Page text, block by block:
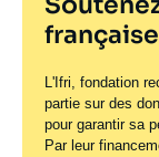
L'Ifri, fondation
partie sur des
pour garantir sa
Par leur